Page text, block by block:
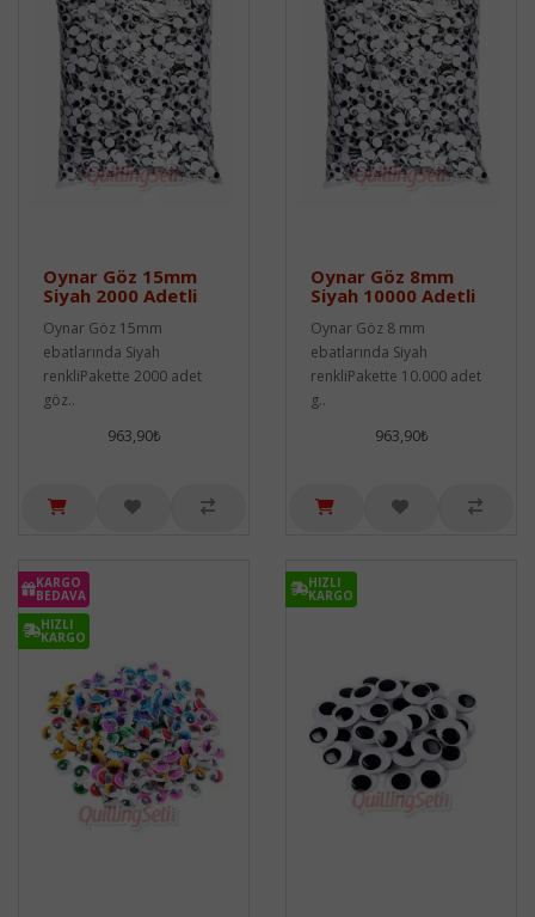
Oynar Göz 15mm
Siyah 2000 Adetli
Oynar Göz 15mm
ebatlarında Siyah
renkliPakette 2000 adet
göz..
963,90₺
Oynar Göz 8mm
Siyah 10000 Adetli
Oynar Göz 8 mm
ebatlarında Siyah
renkliPakette 10.000 adet
g..
963,90₺
KARGO
BEDAVA
HIZLI
KARGO
HIZLI
KARGO